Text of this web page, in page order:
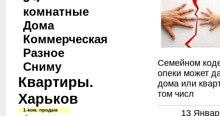
комнатные
Дома
Коммерческая
Разное
Сниму
Квартиры.
Харьков
1-ком. продам
Семейном
опеки может
дома или
том числ
13